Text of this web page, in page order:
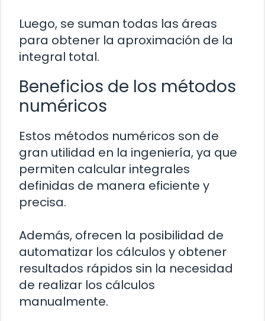
Luego, se suman todas las áreas
para obtener la aproximación de la
integral total.
Beneficios de los métodos
numéricos
Estos métodos numéricos son de
gran utilidad en la ingeniería, ya que
permiten calcular integrales
definidas de manera eficiente y
precisa.
Además, ofrecen la posibilidad de
automatizar los cálculos y obtener
resultados rápidos sin la necesidad
de realizar los cálculos
manualmente.